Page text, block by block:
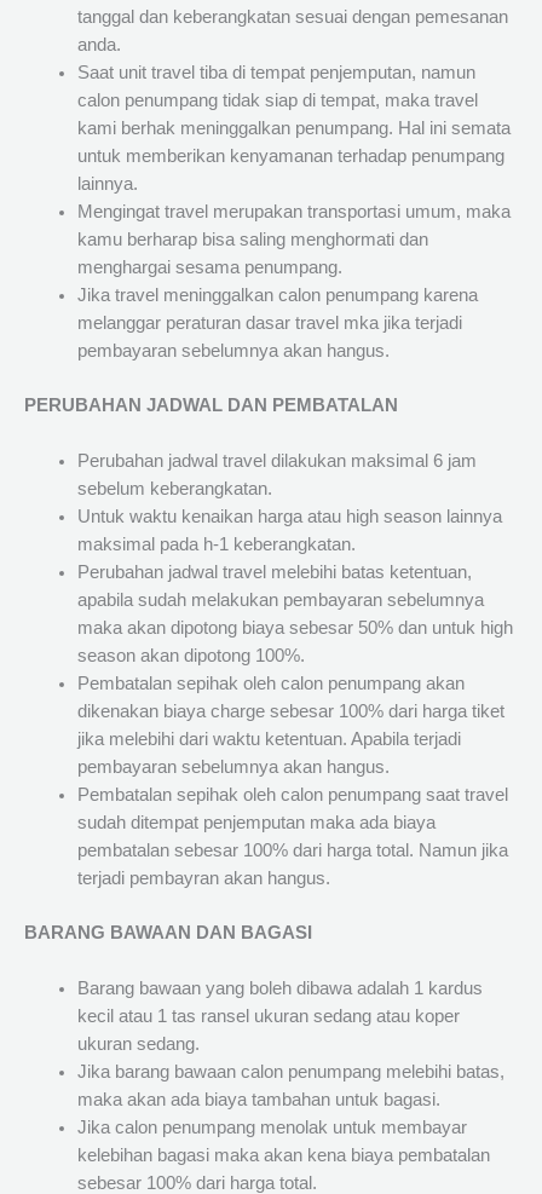
tanggal dan keberangkatan sesuai dengan pemesanan
anda.
Saat unit travel tiba di tempat penjemputan, namun
calon penumpang tidak siap di tempat, maka travel
kami berhak meninggalkan penumpang. Hal ini semata
untuk memberikan kenyamanan terhadap penumpang
lainnya.
Mengingat travel merupakan transportasi umum, maka
kamu berharap bisa saling menghormati dan
menghargai sesama penumpang.
Jika travel meninggalkan calon penumpang karena
melanggar peraturan dasar travel mka jika terjadi
pembayaran sebelumnya akan hangus.
PERUBAHAN JADWAL DAN PEMBATALAN
Perubahan jadwal travel dilakukan maksimal 6 jam
sebelum keberangkatan.
Untuk waktu kenaikan harga atau high season lainnya
maksimal pada h-1 keberangkatan.
Perubahan jadwal travel melebihi batas ketentuan,
apabila sudah melakukan pembayaran sebelumnya
maka akan dipotong biaya sebesar 50% dan untuk high
season akan dipotong 100%.
Pembatalan sepihak oleh calon penumpang akan
dikenakan biaya charge sebesar 100% dari harga tiket
jika melebihi dari waktu ketentuan. Apabila terjadi
pembayaran sebelumnya akan hangus.
Pembatalan sepihak oleh calon penumpang saat travel
sudah ditempat penjemputan maka ada biaya
pembatalan sebesar 100% dari harga total. Namun jika
terjadi pembayran akan hangus.
BARANG BAWAAN DAN BAGASI
Barang bawaan yang boleh dibawa adalah 1 kardus
kecil atau 1 tas ransel ukuran sedang atau koper
ukuran sedang.
Jika barang bawaan calon penumpang melebihi batas,
maka akan ada biaya tambahan untuk bagasi.
Jika calon penumpang menolak untuk membayar
kelebihan bagasi maka akan kena biaya pembatalan
sebesar 100% dari harga total.